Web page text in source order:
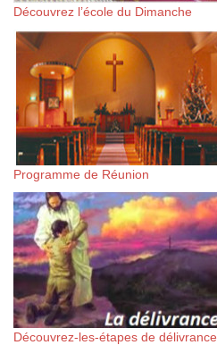
Découvrez l’école du Dimanche
Programme de Réunion
Découvrez-les-étapes de délivrance